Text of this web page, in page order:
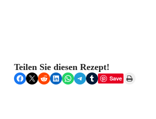
Teilen Sie diesen Rezept!
Share on Facebook
Share on X Share on RedditShare on LinkedIn
Share on WhatsApp
Share on Telegram
Share on TumblrSave Print this Page